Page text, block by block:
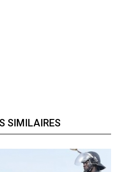
SIMILAIRES